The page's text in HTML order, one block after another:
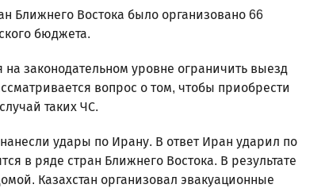
Ближнего Востока было организовано 66
бюджета.
законодательном уровне ограничить выезд
вопрос о том, чтобы приобрести
таких ЧС.
удары по Ирану. В ответ Иран ударил по
в ряде стран Ближнего Востока. В результате
Казахстан организовал эвакуационные